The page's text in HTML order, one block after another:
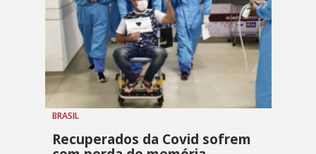
BRASIL
Recuperados da Covid sofrem